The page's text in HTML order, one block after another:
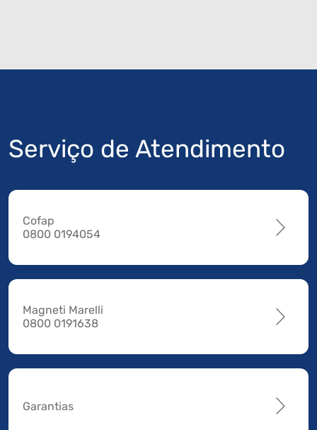
Serviço de Atendimento
Cofap
0800 0194054
Magneti Marelli
0800 0191638
Garantias